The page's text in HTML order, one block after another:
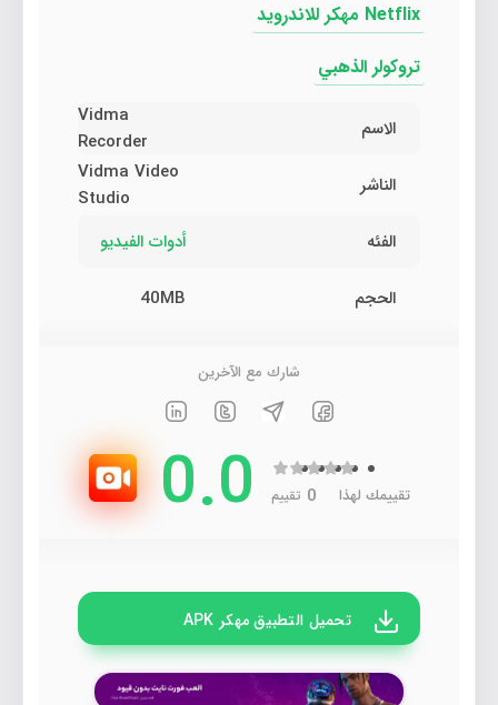
Netflix مهكر للاندرويد
تروكولر الذهبي
الاسم
Vidma
Recorder
الناشر
Vidma Video
Studio
الفئه
أدوات الفيديو
الحجم 40MB
شارك مع الآخرين
تقييمك لهذا 0 تقييم 0.0
تحميل التطبيق مهكر APK